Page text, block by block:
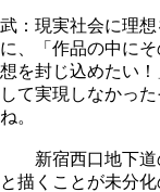
武：現実社会に理
に、「作品の中に
想を封じ込めたい
して実現しなかっ
ね。
新宿西口地下道
と描くことが未分